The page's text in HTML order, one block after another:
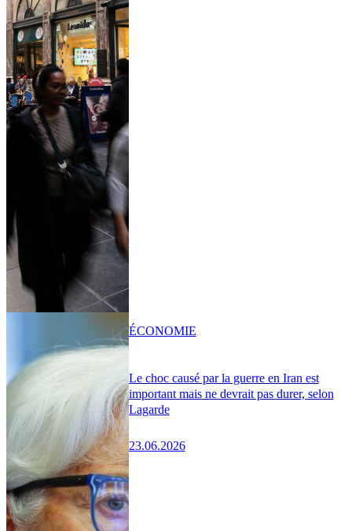
Le choc causé par la guerre en Iran est
important mais ne devrait pas durer, selon
Lagarde
23.06.2026
ÉCONOMIE